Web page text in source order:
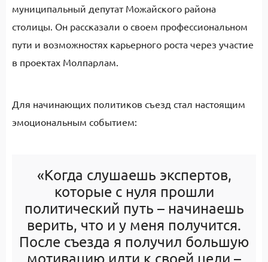
муниципальный депутат Можайского района
столицы. Он рассказали о своем профессиональном
пути и возможностях карьерного роста через участие
в проектах Молпарлам.
Для начинающих политиков съезд стал настоящим
эмоциональным событием:
«Когда слушаешь экспертов,
которые с нуля прошли
политический путь – начинаешь
верить, что и у меня получится.
После съезда я получил большую
мотивацию идти к своей цели –